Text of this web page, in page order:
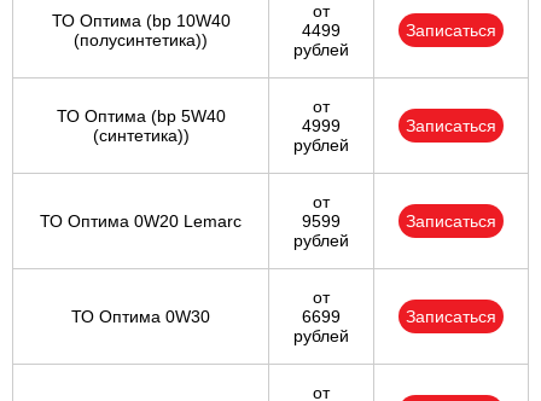
ТО Оптима (bp 10W40
(полусинтетика))
от
4499
рублей
Записаться
ТО Оптима (bp 5W40
(синтетика))
от
4999
рублей
Записаться
ТО Оптима 0W20 Lemarc
от
9599
рублей
Записаться
ТО Оптима 0W30
от
6699
рублей
Записаться
от